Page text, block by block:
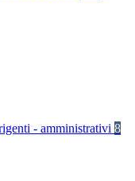
- amministrativi 8